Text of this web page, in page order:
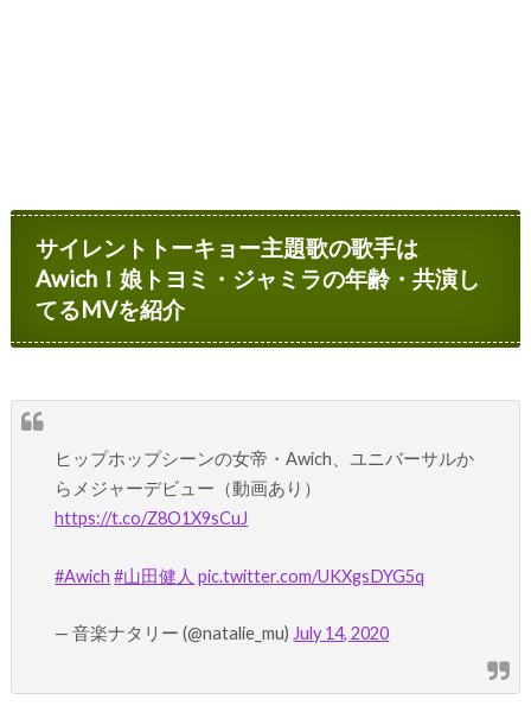
サイレントトーキョー主題歌の歌手は
Awich！娘トヨミ・ジャミラの年齢・共演し
てるMVを紹介
ヒップホップシーンの女帝・Awich、ユニバーサルか
らメジャーデビュー（動画あり）
https://t.co/Z8O1X9sCuJ
#Awich #山田健人 pic.twitter.com/UKXgsDYG5q
— 音楽ナタリー (@natalie_mu) July 14, 2020